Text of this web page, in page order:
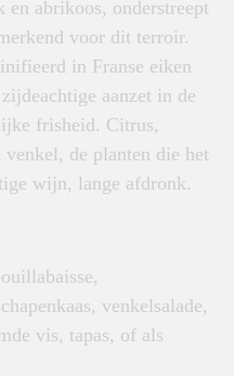
en abrikoos, onderstreept
voor dit terroir.
in Franse eiken
aanzet in de
frisheid. Citrus,
venkel, de planten die het
wijn, lange afdronk.
venkelsalade,
vis, tapas, of als